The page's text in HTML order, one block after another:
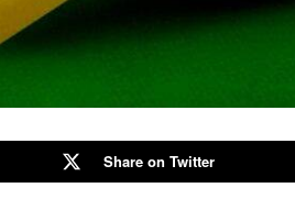
Share on Twitter